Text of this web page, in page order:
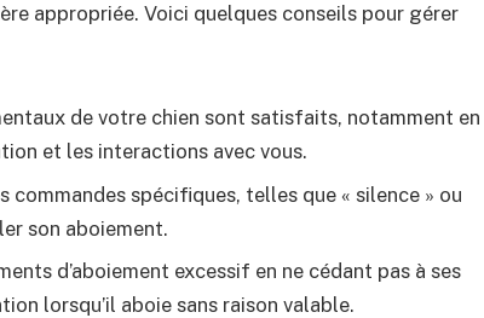
appropriée. Voici quelques conseils pour gérer
de votre chien sont satisfaits, notamment en
et les interactions avec vous.
commandes spécifiques, telles que « silence » ou
son aboiement.
d’aboiement excessif en ne cédant pas à ses
lorsqu’il aboie sans raison valable.